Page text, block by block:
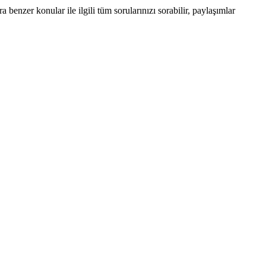
konular ile ilgili tüm sorularınızı sorabilir, paylaşımlar